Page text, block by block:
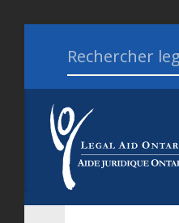
Search for: